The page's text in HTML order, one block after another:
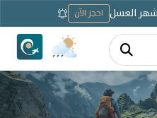
احجز الآن